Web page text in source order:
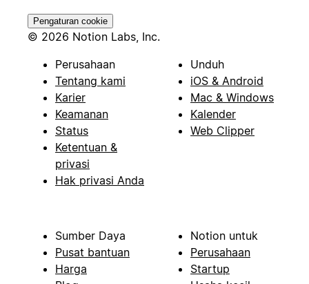
Pengaturan cookie
© 2026 Notion Labs, Inc.
Perusahaan
Tentang kami
Karier
Keamanan
Status
Ketentuan &
privasi
Hak privasi Anda
Unduh
iOS & Android
Mac & Windows
Kalender
Web Clipper
Sumber Daya
Pusat bantuan
Harga
Notion untuk
Perusahaan
Startup